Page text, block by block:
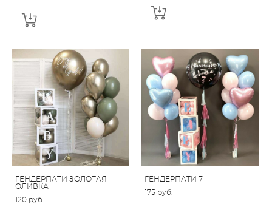
ГЕНДЕРПАТИ ЗОЛОТАЯ
ОЛИВКА
120 pуб.
ГЕНДЕРПАТИ 7
175 pуб.